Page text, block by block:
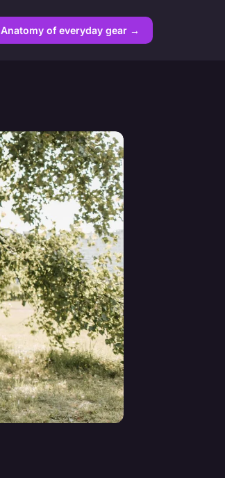
Anatomy of everyday gear →